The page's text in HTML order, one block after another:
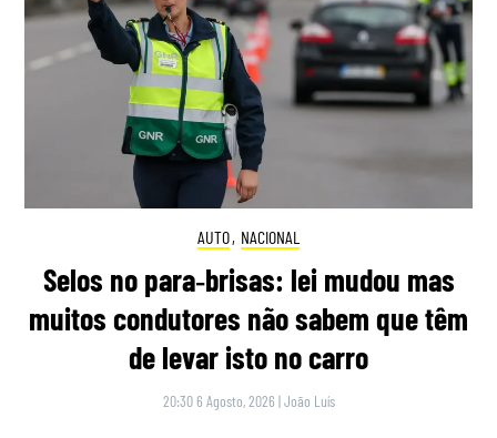
AUTO, NACIONAL
Selos no para‑brisas: lei mudou mas
muitos condutores não sabem que têm
de levar isto no carro
20:30 6 Agosto, 2026 |João Luís